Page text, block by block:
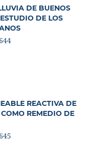
DE BUENOS
DE LOS
REACTIVA DE
REMEDIO DE